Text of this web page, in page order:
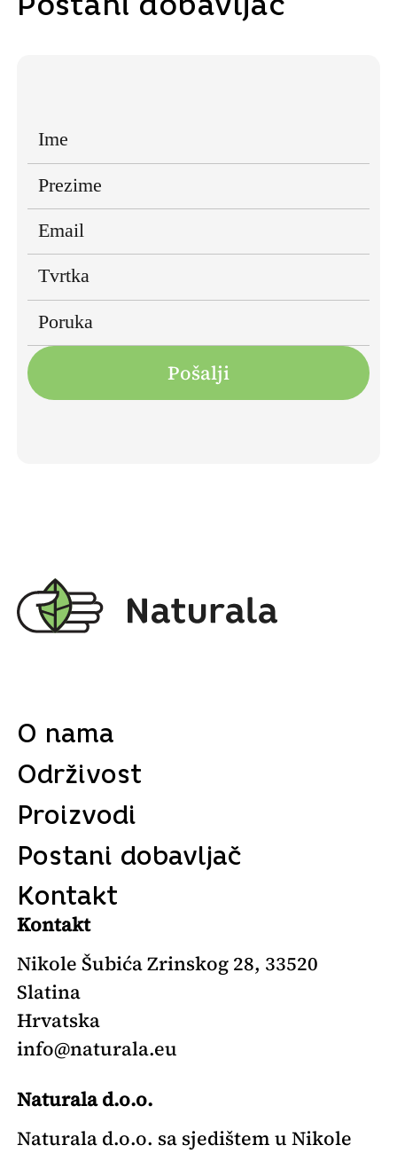
O nama
Održivost
Proizvodi
Postani dobavljač
Kontakt
Kontakt
Nikole Šubića Zrinskog 28, 33520
Slatina
Hrvatska
info@naturala.eu
Naturala d.o.o.
Naturala d.o.o. sa sjedištem u Nikole